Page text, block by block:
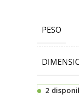
PESO
2